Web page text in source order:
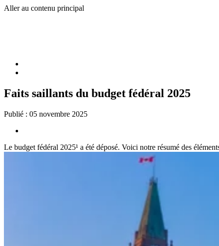
Aller au contenu principal
Faits saillants du budget fédéral 2025
Publié : 05 novembre 2025
Le budget fédéral 2025¹ a été déposé. Voici notre résumé des